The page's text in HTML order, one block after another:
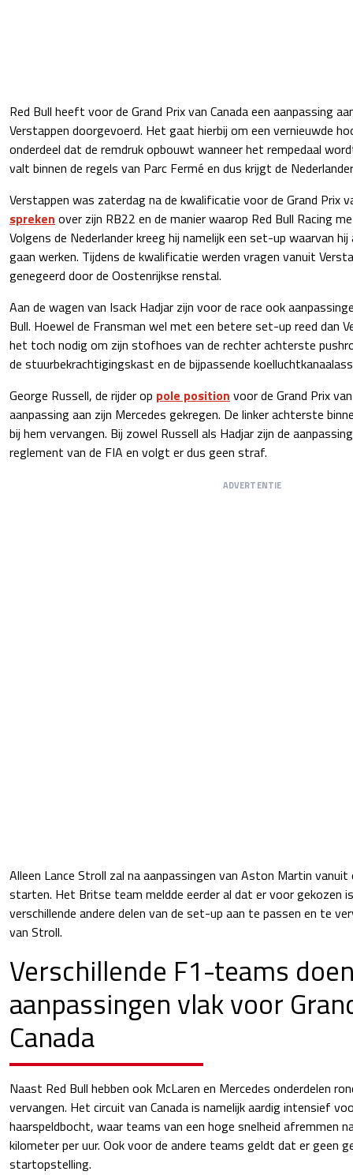
Red Bull heeft voor de Grand Prix van Canada een aanpassing
Verstappen doorgevoerd. Het gaat hierbij om een vernieuwde
onderdeel dat de remdruk opbouwt wanneer het rempedaal
valt binnen de regels van Parc Fermé en dus krijgt de
Verstappen was zaterdag na de kwalificatie voor de Grand Prix
spreken over zijn RB22 en de manier waarop Red Bull Racing
Volgens de Nederlander kreeg hij namelijk een set-up waarvan
gaan werken. Tijdens de kwalificatie werden vragen vanuit
genegeerd door de Oostenrijkse renstal.
Aan de wagen van Isack Hadjar zijn voor de race ook
Bull. Hoewel de Fransman wel met een betere set-up reed dan
het toch nodig om zijn stofhoes van de rechter achterste
de stuurbekrachtigingskast en de bijpassende
George Russell, de rijder op pole position voor de Grand Prix
aanpassing aan zijn Mercedes gekregen. De linker achterste
bij hem vervangen. Bij zowel Russell als Hadjar zijn de
reglement van de FIA en volgt er dus geen straf.
ADVERTENTIE
Alleen Lance Stroll zal na aanpassingen van Aston Martin
starten. Het Britse team meldde eerder al dat er voor gekozen
verschillende andere delen van de set-up aan te passen en te
van Stroll.
Verschillende F1-teams
aanpassingen vlak voor
Canada
Naast Red Bull hebben ook McLaren en Mercedes onderdelen
vervangen. Het circuit van Canada is namelijk aardig intensief
haarspeldbocht, waar teams van een hoge snelheid afremmen
kilometer per uur. Ook voor de andere teams geldt dat er geen
startopstelling.